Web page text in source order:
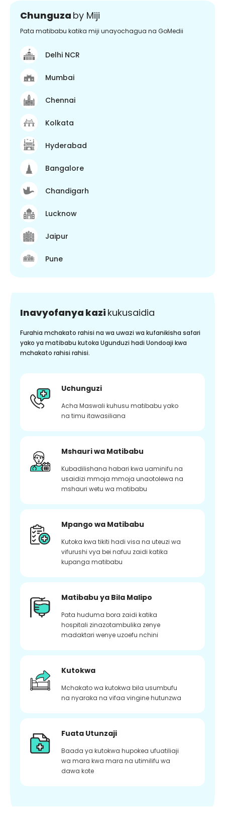
Chunguza by Miji
Pata matibabu katika miji unayochagua na GoMedii
Delhi NCR
Mumbai
Chennai
Kolkata
Hyderabad
Bangalore
Chandigarh
Lucknow
Jaipur
Pune
Inavyofanya kazi kukusaidia
Furahia mchakato rahisi na wa uwazi wa kufanikisha safari
yako ya matibabu kutoka Ugunduzi hadi Uondoaji kwa
mchakato rahisi rahisi.
Uchunguzi
Acha Maswali kuhusu matibabu yako
na timu itawasiliana
Mshauri wa Matibabu
Kubadilishana habari kwa uaminifu na
usaidizi mmoja mmoja unaotolewa na
mshauri wetu wa matibabu
Mpango wa Matibabu
Kutoka kwa tikiti hadi visa na uteuzi wa
vifurushi vya bei nafuu zaidi katika
kupanga matibabu
Matibabu ya Bila Malipo
Pata huduma bora zaidi katika
hospitali zinazotambulika zenye
madaktari wenye uzoefu nchini
Kutokwa
Mchakato wa kutokwa bila usumbufu
na nyaraka na vifaa vingine hutunzwa
Fuata Utunzaji
Baada ya kutokwa hupokea ufuatiliaji
wa mara kwa mara na utimilifu wa
dawa kote